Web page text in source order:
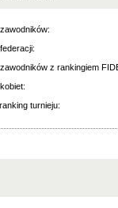
z rankingiem
turnieju: